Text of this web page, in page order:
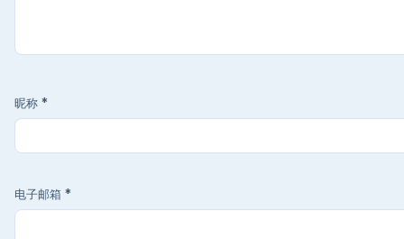
昵称 *
电子邮箱 *